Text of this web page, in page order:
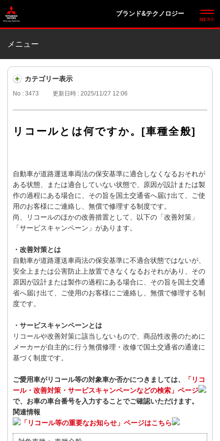
ブランド&テクノロジー
メニュー
カテゴリー表示
No : 3473 更新日時 : 2025/11/27 12:06
リコールとは何ですか。[車種全般]
自動車が道路運送車両法の保安基準に適合しなくなるおそれが
ある状態、または適合していない状態で、原因が設計または製
作の過程にある場合に、その旨を国土交通省へ届け出て、ご使
用のお客様にご連絡し、無償で修理する制度です。
尚、リコールのほかの改善措置として、以下の「改善対策」
「サービスキャンペーン」があります。
・改善対策とは
自動車が道路運送車両法の保安基準に不適合状態ではないが、
安全上または公害防止上放置できなくなるおそれがあり、その
原因が設計または製作の過程にある場合に、その旨を国土交通
省へ届け出て、ご使用のお客様にご連絡し、無償で修理する制
度です。
・サービスキャンペーンとは
リコールや改善対策に該当しないもので、商品性改善のために
メーカーが自主的に行う無償修理・改修で国土交通省の通達に
基づく制度です。
ご愛用車がリコール等の対象車か否かにつきましては、
「リコ
ール・改善対策・サービスキャンペーンなどの検索」ページ
で、お車の車台番号を入力することでご確認いただけます。
関連情報
「リコール等の重要なお知らせ」ページはこちら